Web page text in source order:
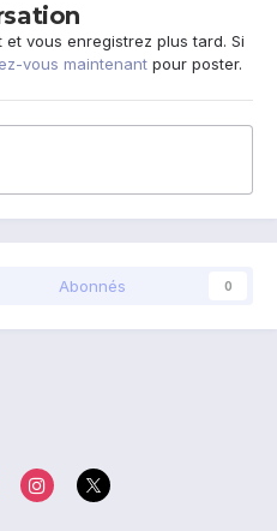
vous enregistrez plus tard. Si
vous maintenant pour poster.
Abonnés 0